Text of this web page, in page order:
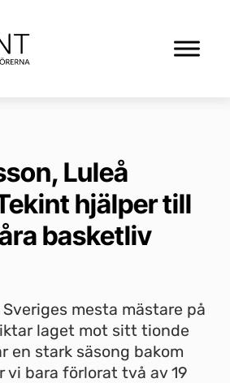
Luleå
hjälper till
basketliv
mesta mästare på
laget mot sitt tionde
en stark säsong bakom
vi bara förlorat två av 19